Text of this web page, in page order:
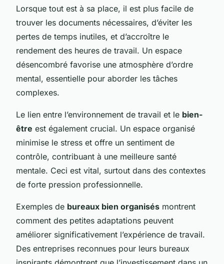
Lorsque tout est à sa place, il est plus facile de
trouver les documents nécessaires, d’éviter les
pertes de temps inutiles, et d’accroître le
rendement des heures de travail. Un espace
désencombré favorise une atmosphère d’ordre
mental, essentielle pour aborder les tâches
complexes.
Le lien entre l’environnement de travail et le bien-
être est également crucial. Un espace organisé
minimise le stress et offre un sentiment de
contrôle, contribuant à une meilleure santé
mentale. Ceci est vital, surtout dans des contextes
de forte pression professionnelle.
Exemples de bureaux bien organisés montrent
comment des petites adaptations peuvent
améliorer significativement l’expérience de travail.
Des entreprises reconnues pour leurs bureaux